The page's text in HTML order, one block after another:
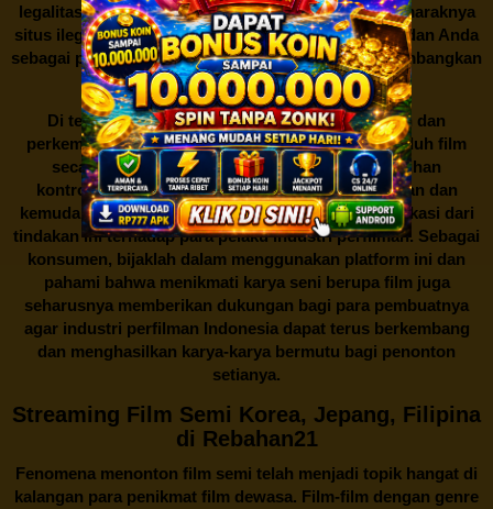
legalitas. Seperti yang telah dibahas sebelumnya, maraknya
situs ilegal semacam ini menimbulkan kontroversi, dan Anda
sebagai pengguna juga perlu bijak dalam mempertimbangkan
akibat dari tindakan tersebut.
Di tengah dinamika persaingan industri hiburan dan
perkembangan teknologi, menonton dan mengunduh film
secara gratis di Rebahan21menjadi sebuah pilihan
kontroversial. Meskipun menawarkan kenyamanan dan
kemudahan akses, kita juga harus memahami implikasi dari
tindakan ini terhadap para pelaku industri perfilman. Sebagai
konsumen, bijaklah dalam menggunakan platform ini dan
pahami bahwa menikmati karya seni berupa film juga
seharusnya memberikan dukungan bagi para pembuatnya
agar industri perfilman Indonesia dapat terus berkembang
dan menghasilkan karya-karya bermutu bagi penonton
setianya.
Streaming Film Semi Korea, Jepang, Filipina
di Rebahan21
Fenomena menonton film semi telah menjadi topik hangat di
kalangan para penikmat film dewasa. Film-film dengan genre